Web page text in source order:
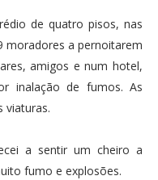
de quatro pisos, nas
moradores a pernoitarem
amigos e num hotel,
inalação de fumos. As
viaturas.
a sentir um cheiro a
fumo e explosões.